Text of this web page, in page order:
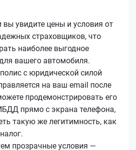
увидите цены и условия от
страховщиков, что
наиболее выгодное
вашего автомобиля.
с юридической силой
на ваш email после
продемонстрировать его
прямо с экрана телефона,
такую же легитимность, как
прозрачные условия —